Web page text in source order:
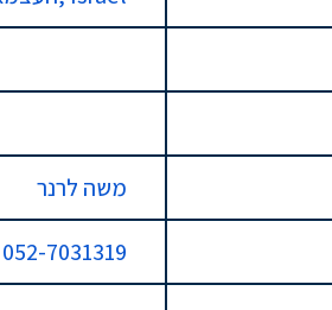
משה לרנר
052-7031319